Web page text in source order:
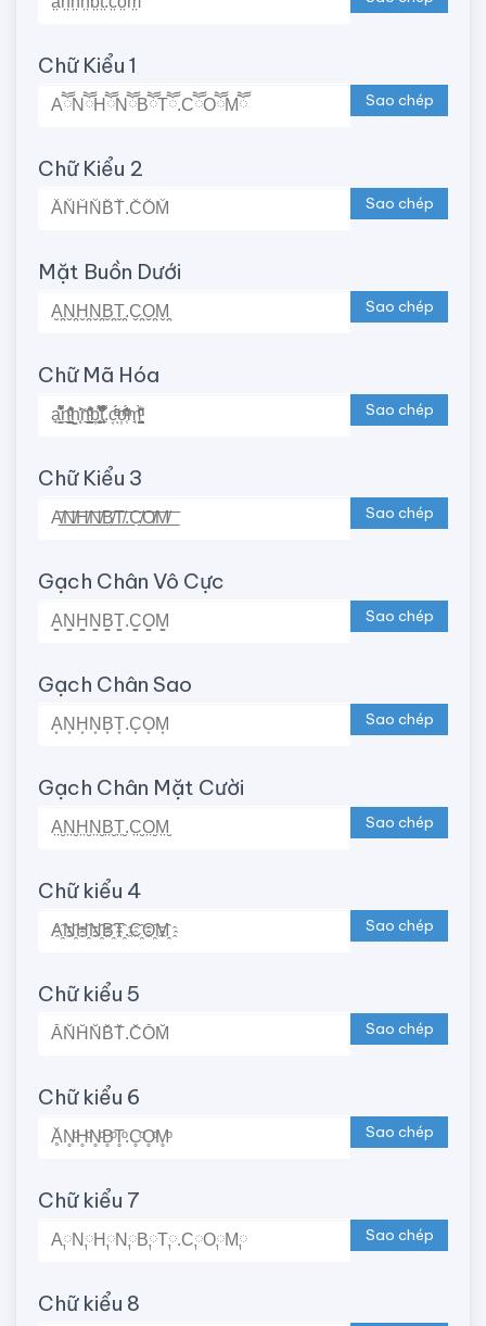
Chữ Kiểu 1
Sao chép
Chữ Kiểu 2
Sao chép
Mặt Buồn Dưới
Sao chép
Chữ Mã Hóa
Sao chép
Chữ Kiểu 3
Sao chép
Gạch Chân Vô Cực
Sao chép
Gạch Chân Sao
Sao chép
Gạch Chân Mặt Cười
Sao chép
Chữ kiểu 4
Sao chép
Chữ kiểu 5
Sao chép
Chữ kiểu 6
Sao chép
Chữ kiểu 7
Sao chép
Chữ kiểu 8